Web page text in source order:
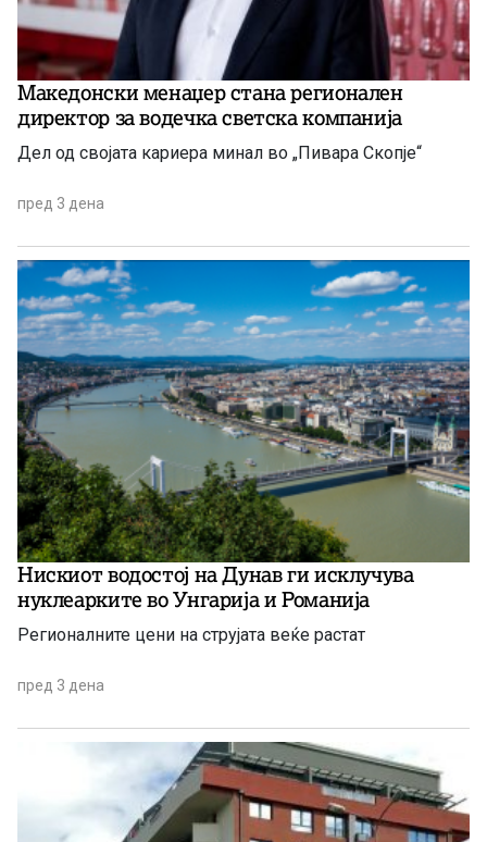
Македонски менаџер стана регионален
директор за водечка светска компанија
Дел од својата кариера минал во „Пивара Скопје“
пред 3 дена
Нискиот водостој на Дунав ги исклучува
нуклеарките во Унгарија и Романија
Регионалните цени на струјата веќе растат
пред 3 дена